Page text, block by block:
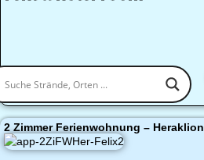
2 Zimmer Ferienwohnung – Heraklion